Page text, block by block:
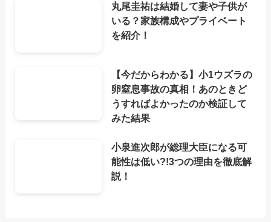
丸尾圭祐は結婚して妻や子供が
いる？家族構成やプライベート
を紹介！
【今だからわかる】小1ウズラの
卵窒息事故の真相！あのときど
うすればよかったのか検証して
みた結果
小泉進次郎が総理大臣になる可
能性は低い?!3つの理由を徹底解
説！